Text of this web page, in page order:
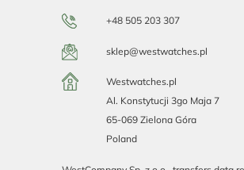
+48 505 203 307
sklep@westwatches.pl
Westwatches.pl
Al. Konstytucji 3go Maja 7
65-069 Zielona Góra
Poland